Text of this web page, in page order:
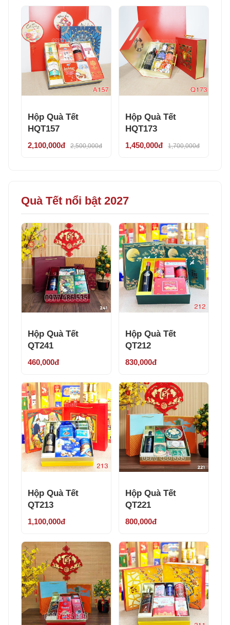
Hộp Quà Tết
HQT157
2,100,000đ 2,500,000đ
Hộp Quà Tết
HQT173
1,450,000đ 1,700,000đ
Quà Tết nổi bật 2027
Hộp Quà Tết
QT241
460,000đ
Hộp Quà Tết
QT212
830,000đ
Hộp Quà Tết
QT213
1,100,000đ
Hộp Quà Tết
QT221
800,000đ